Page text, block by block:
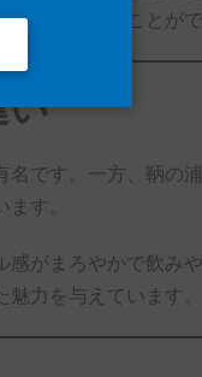
分に楽しむことがで
い
です。一方、鞆の
す。
がまろやかで飲み
力を与えています。